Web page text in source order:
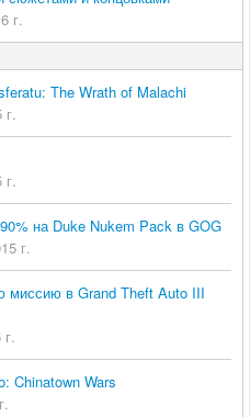
г.
The Wrath of Malachi
г.
г.
на Duke Nukem Pack в GOG
г.
миссию в Grand Theft Auto III
Chinatown Wars